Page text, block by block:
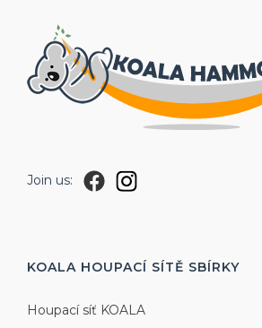
Join us:
KOALA HOUPACÍ SÍTĚ SBÍRKY
Houpací síť KOALA